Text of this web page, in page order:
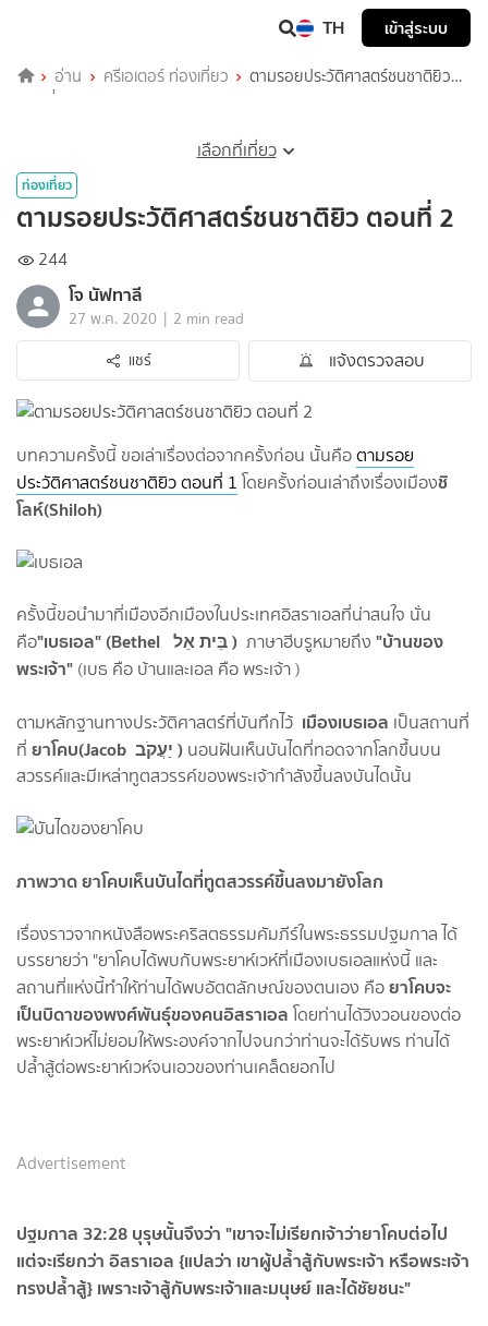
TH เข้าสู่ระบบ
อ่าน ครีเอเตอร์ ท่องเที่ยว
ตามรอยประวัติศาสตร์ชนชาติยิว
ตอนที่ 2
เลือกที่เที่ยว
ท่องเที่ยว
ตามรอยประวัติศาสตร์ชนชาติยิว ตอนที่ 2
244
โจ นัฟทาลี
27 พ.ค. 2020 | 2 min read
แชร์
แจ้งตรวจสอบ
บทความครั้งนี้ ขอเล่าเรื่องต่อจากครั้งก่อน นั้นคือตามรอย
ประวัติศาสตร์ชนชาติยิว ตอนที่ 1 โดยครั้งก่อนเล่าถึงเรื่องเมืองชิ
โลห์(Shiloh)
ครั้งนี้ขอนำมาที่เมืองอีกเมืองในประเทศอิสราเอลที่น่าสนใจ นั่น
คือ
"เบธเอล" (Bethel בֵּית אֵל ) ภาษาฮีบรูหมายถึง "บ้านของ
พระเจ้า" (เบธ คือ บ้านและเอล คือ พระเจ้า )
ตามหลักฐานทางประวัติศาสตร์ที่บันทึกไว้ เมืองเบธเอล เป็นสถานที่
ที่
ยาโคบ(Jacob יַעֲקֹב ) นอนฝันเห็นบันไดที่ทอดจากโลกขึ้นบน
สวรรค์และมีเหล่าทูตสวรรค์ของพระเจ้ากำลังขึ้นลงบันไดนั้น
ภาพวาด ยาโคบเห็นบันไดที่ทูตสวรรค์ขึ้นลงมายังโลก
เรื่องราวจากหนังสือพระคริสตธรรมคัมภีร์ในพระธรรมปฐมกาล ได้
บรรยายว่า "ยาโคบได้พบกับพระยาห์เวห์ที่เมืองเบธเอลแห่งนี้ และ
สถานที่แห่งนี้ทำให้ท่านได้พบอัตตลักษณ์ของตนเอง คือยาโคบจะ
เป็นบิดาของพงศ์พันธ์ุของคนอิสราเอล โดยท่านได้วิงวอนของต่อ
พระยาห์เวห์ไม่ยอมให้พระองค์จากไปจนกว่าท่านจะได้รับพร ท่านได้
ปล้ำสู้ต่อพระยาห์เวห์จนเอวของท่านเคล็ดยอกไป
Advertisement
ปฐมกาล 32:28 บุรุษนั้นจึงว่า "เขาจะไม่เรียกเจ้าว่ายาโคบต่อไป
แต่จะเรียกว่า อิสราเอล {แปลว่า เขาผู้ปล้ำสู้กับพระเจ้า หรือพระเจ้า
ทรงปล้ำสู้} เพราะเจ้าสู้กับพระเจ้าและมนุษย์ และได้ชัยชนะ"